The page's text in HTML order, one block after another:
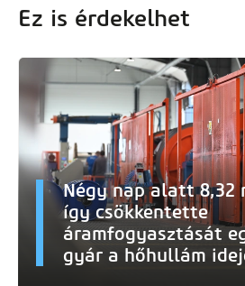
Ez is érdekelhet
Négy nap alatt 8,32
így csökkentette
áramfogyasztását
gyár a hőhullám